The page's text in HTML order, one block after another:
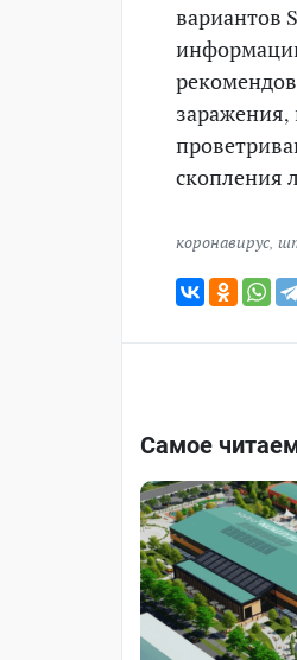
вариантов
скопления
коронавирус
Самое